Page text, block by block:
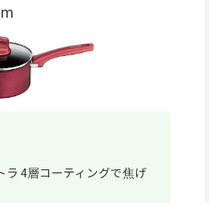
ラ 4層コーティングで焦げ